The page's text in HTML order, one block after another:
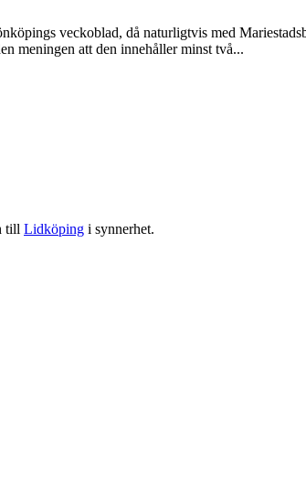
veckoblad, då naturligtvis med
meningen att den innehåller minst två...
till Lidköping i synnerhet.